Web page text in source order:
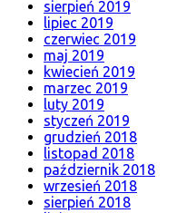
sierpień 2019
lipiec 2019
czerwiec 2019
maj 2019
kwiecień 2019
marzec 2019
luty 2019
styczeń 2019
grudzień 2018
listopad 2018
październik 2018
wrzesień 2018
sierpień 2018